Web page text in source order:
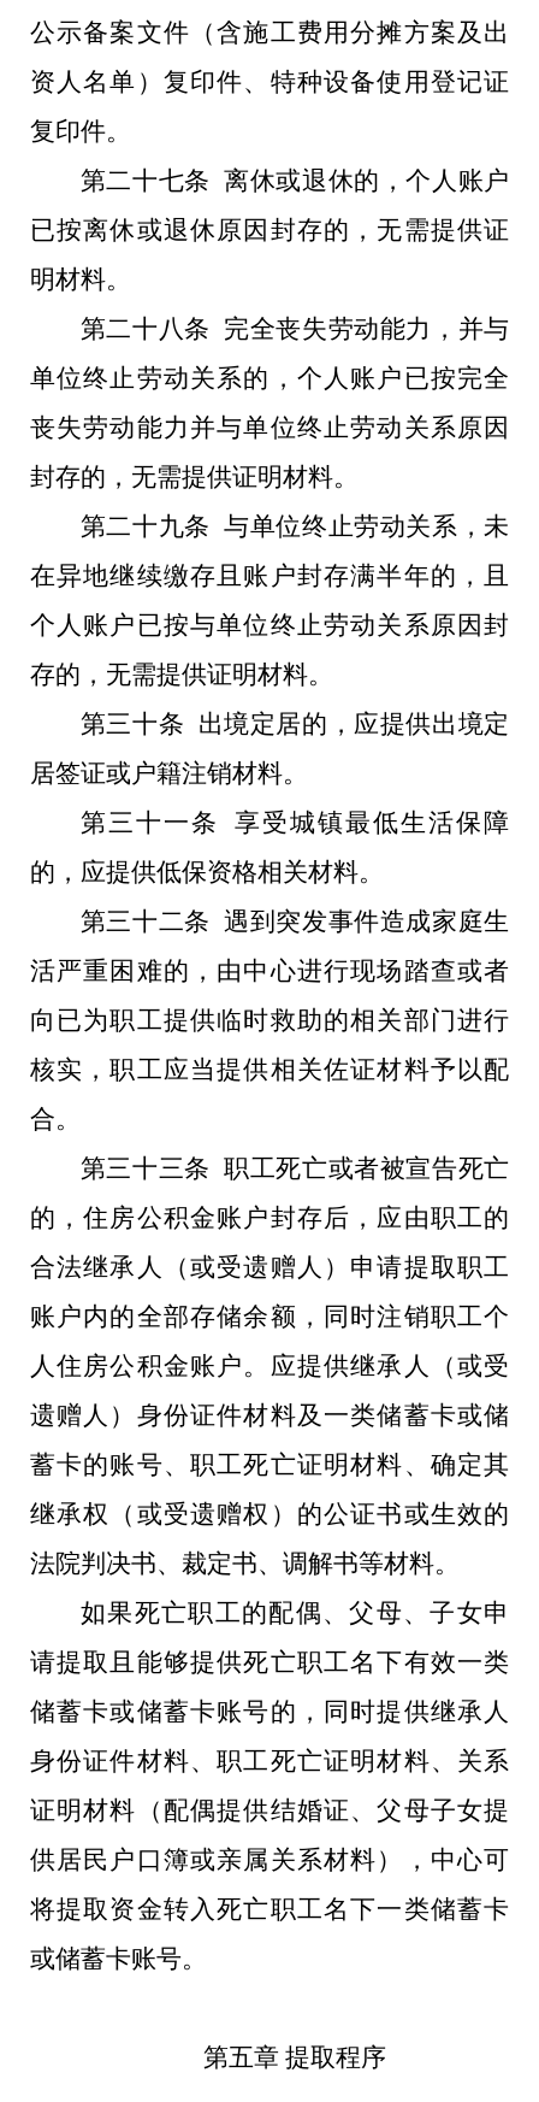
公示备案文件（含施工费用分摊方案及出
资人名单）复印件、特种设备使用登记证
复印件。
第二十七条 离休或退休的，个人账户
已按离休或退休原因封存的，无需提供证
明材料。
第二十八条 完全丧失劳动能力，并与
单位终止劳动关系的，个人账户已按完全
丧失劳动能力并与单位终止劳动关系原因
封存的，无需提供证明材料。
第二十九条 与单位终止劳动关系，未
在异地继续缴存且账户封存满半年的，且
个人账户已按与单位终止劳动关系原因封
存的，无需提供证明材料。
第三十条 出境定居的，应提供出境定
居签证或户籍注销材料。
第三十一条 享受城镇最低生活保障
的，应提供低保资格相关材料。
第三十二条 遇到突发事件造成家庭生
活严重困难的，由中心进行现场踏查或者
向已为职工提供临时救助的相关部门进行
核实，职工应当提供相关佐证材料予以配
合。
第三十三条 职工死亡或者被宣告死亡
的，住房公积金账户封存后，应由职工的
合法继承人（或受遗赠人）申请提取职工
账户内的全部存储余额，同时注销职工个
人住房公积金账户。应提供继承人（或受
遗赠人）身份证件材料及一类储蓄卡或储
蓄卡的账号、职工死亡证明材料、确定其
继承权（或受遗赠权）的公证书或生效的
法院判决书、裁定书、调解书等材料。
如果死亡职工的配偶、父母、子女申
请提取且能够提供死亡职工名下有效一类
储蓄卡或储蓄卡账号的，同时提供继承人
身份证件材料、职工死亡证明材料、关系
证明材料（配偶提供结婚证、父母子女提
供居民户口簿或亲属关系材料），中心可
将提取资金转入死亡职工名下一类储蓄卡
或储蓄卡账号。
第五章 提取程序